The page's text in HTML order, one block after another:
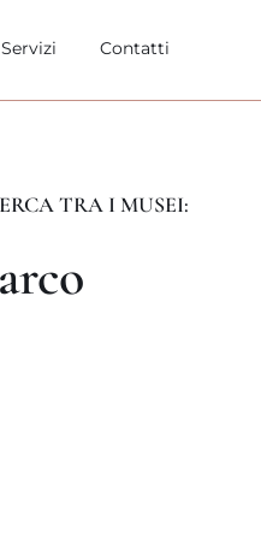
Servizi Contatti
TRA I MUSEI: